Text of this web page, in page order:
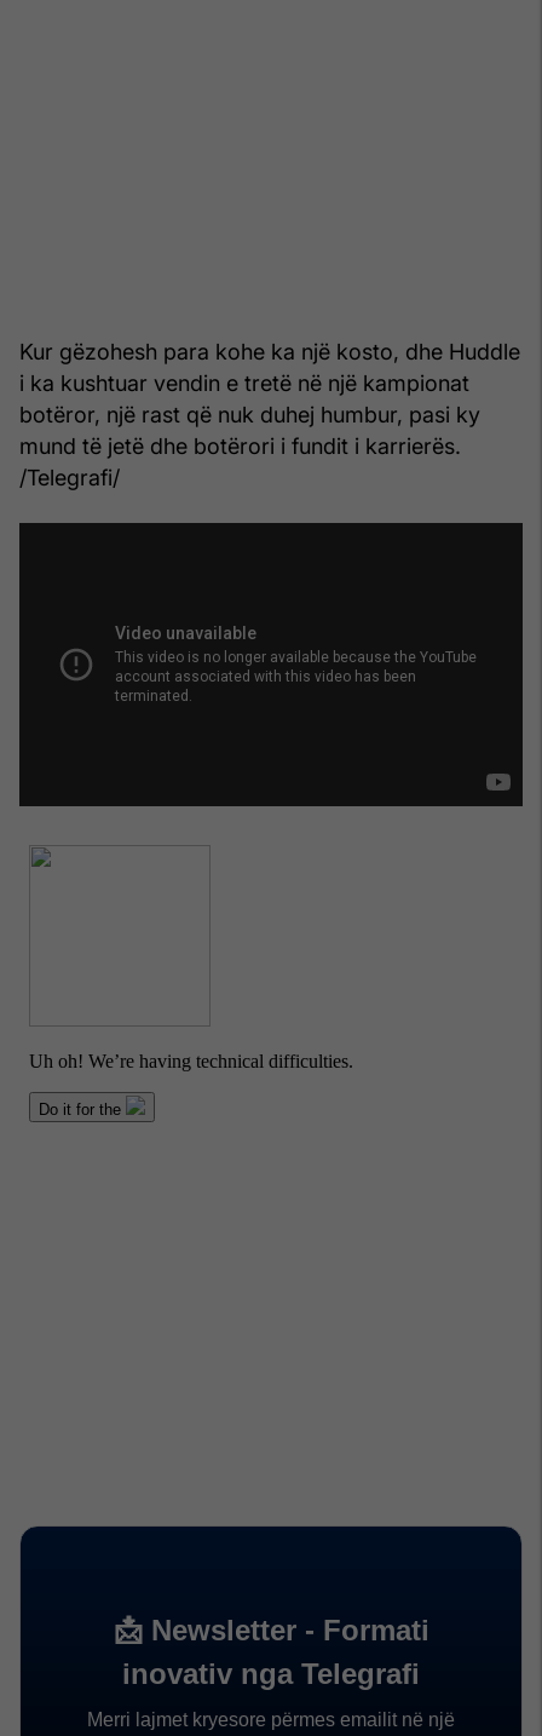
Kur gëzohesh para kohe ka një kosto, dhe Huddle
i ka kushtuar vendin e tretë në një kampionat
botëror, një rast që nuk duhej humbur, pasi ky
mund të jetë dhe botërori i fundit i karrierës.
/Telegrafi/